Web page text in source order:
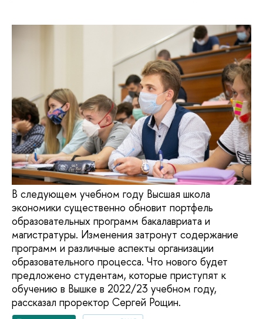
В следующем учебном году Высшая школа
экономики существенно обновит портфель
образовательных программ бакалавриата и
магистратуры. Изменения затронут содержание
программ и различные аспекты организации
образовательного процесса. Что нового будет
предложено студентам, которые приступят к
обучению в Вышке в 2022/23 учебном году,
рассказал проректор Сергей Рощин.